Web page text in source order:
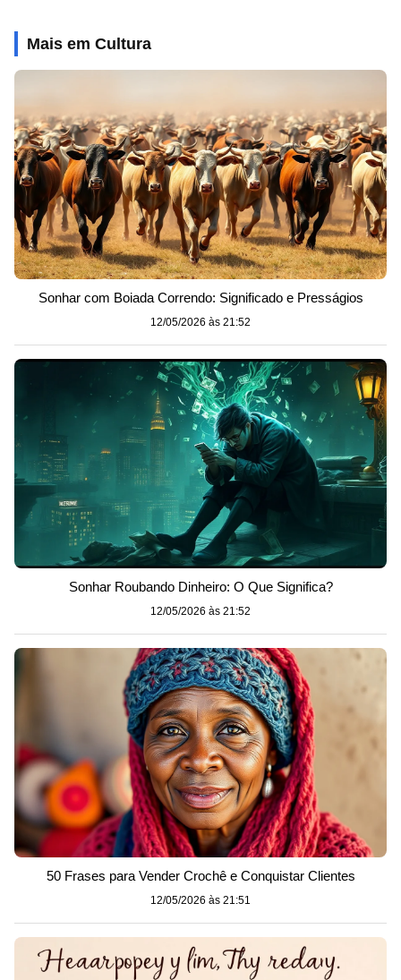
Mais em Cultura
Sonhar com Boiada Correndo: Significado e Presságios
12/05/2026 às 21:52
Sonhar Roubando Dinheiro: O Que Significa?
12/05/2026 às 21:52
50 Frases para Vender Crochê e Conquistar Clientes
12/05/2026 às 21:51